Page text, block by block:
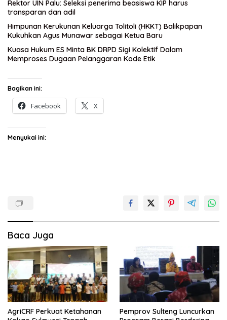
Rektor UIN Palu: Seleksi penerima beasiswa KIP harus
transparan dan adil
Himpunan Kerukunan Keluarga Tolitoli (HKKT) Balikpapan
Kukuhkan Agus Munawar sebagai Ketua Baru
Kuasa Hukum ES Minta BK DRPD Sigi Kolektif Dalam
Memproses Dugaan Pelanggaran Kode Etik
Bagikan ini:
Facebook X
Menyukai ini:
Baca Juga
AgriCRF Perkuat Ketahanan
Pemprov Sulteng Luncurkan